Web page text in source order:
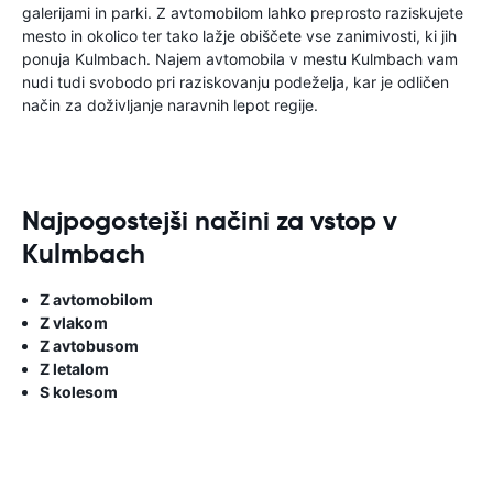
galerijami in parki. Z avtomobilom lahko preprosto raziskujete
mesto in okolico ter tako lažje obiščete vse zanimivosti, ki jih
ponuja Kulmbach. Najem avtomobila v mestu Kulmbach vam
nudi tudi svobodo pri raziskovanju podeželja, kar je odličen
način za doživljanje naravnih lepot regije.
Najpogostejši načini za vstop v
Kulmbach
Z avtomobilom
Z vlakom
Z avtobusom
Z letalom
S kolesom